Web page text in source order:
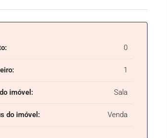
0
1
imóvel: Sala
do imóvel: Venda